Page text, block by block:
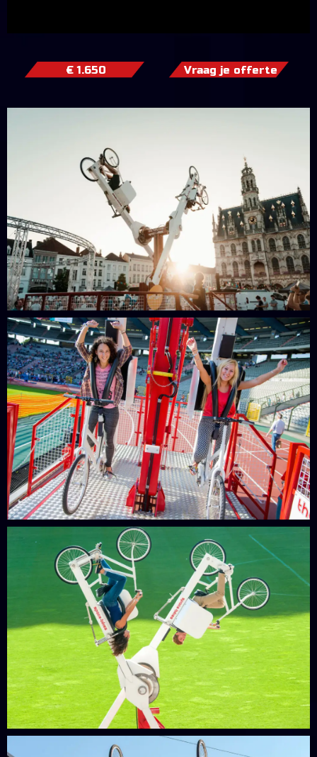
€ 1.650 Vraag je offerte